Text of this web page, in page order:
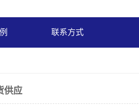
联系方式
供应